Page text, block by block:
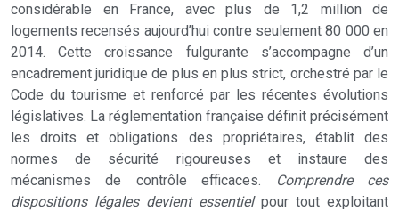
considérable en France, avec plus de 1,2 million de
logements recensés aujourd’hui contre seulement 80 000 en
2014. Cette croissance fulgurante s’accompagne d’un
encadrement juridique de plus en plus strict, orchestré par le
Code du tourisme et renforcé par les récentes évolutions
législatives. La réglementation française définit précisément
les droits et obligations des propriétaires, établit des
normes de sécurité rigoureuses et instaure des
mécanismes de contrôle efficaces.
Comprendre ces
dispositions légales devient essentiel pour tout exploitant